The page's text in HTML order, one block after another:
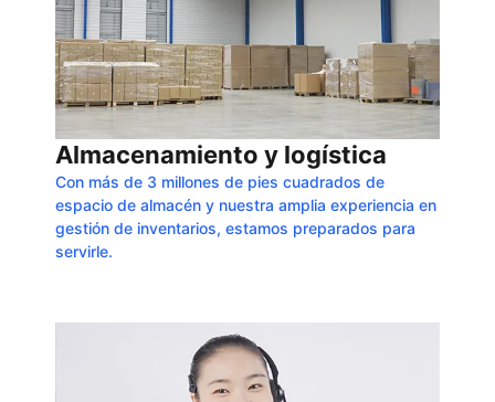
Almacenamiento y logística
Con más de 3 millones de pies cuadrados de
espacio de almacén y nuestra amplia experiencia en
gestión de inventarios, estamos preparados para
servirle.